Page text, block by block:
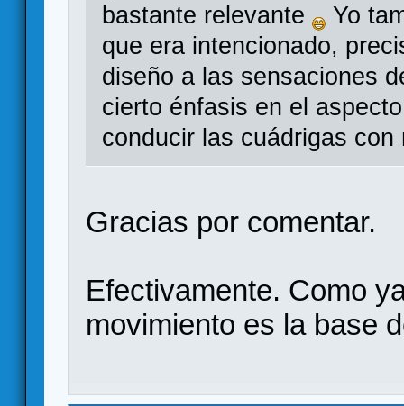
bastante relevante
Yo
que era intencionado,
diseño a las sensaciones
cierto énfasis en el
conducir las cuádrigas
Gracias por comentar.
Efectivamente. Como
movimiento es la base